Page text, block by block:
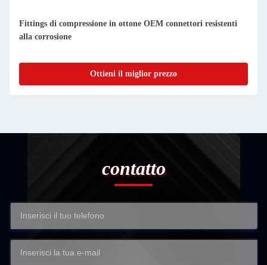
Fittings di compressione in ottone OEM connettori resistenti
alla corrosione
Ottieni il miglior prezzo
contatto